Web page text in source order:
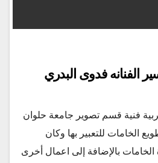
فدوى البدري
فنية قسم تصوير جامعة حلوان
الخامات للتعبير بها وكان
الخامات بالإضافة إلى اعمال أخرى